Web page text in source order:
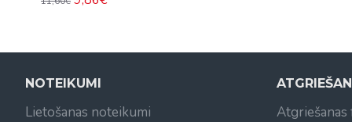
NOTEIKUMI
Lietošanas noteikumi Atgriešanas